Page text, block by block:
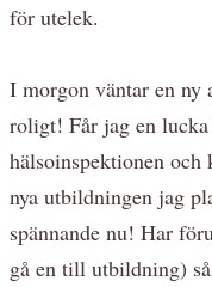
för utelek.
I morgon väntar en ny
roligt! Får jag en lucka
hälsoinspektionen
nya utbildningen jag
spännande nu! Har
gå en till utbildning)